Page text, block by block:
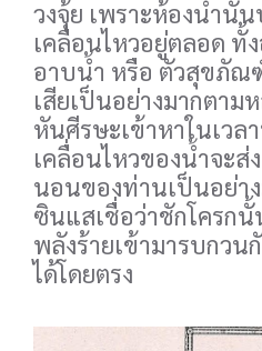
วงจุ้ย เพราะห้องน้ำนั้
เคลื่อนไหวอยู่ตลอด ทั้
อาบน้ำ หรือ ตัวสุขภัณ
เสียเป็นอย่างมากตาม
หันศีรษะเข้าหาในเวล
เคลื่อนไหวของน้ำจะส่
นอนของท่านเป็นอย่า
ซินแสเชื่อว่าชักโครกนั้
พลังร้ายเข้ามารบกว
ได้โดยตรง